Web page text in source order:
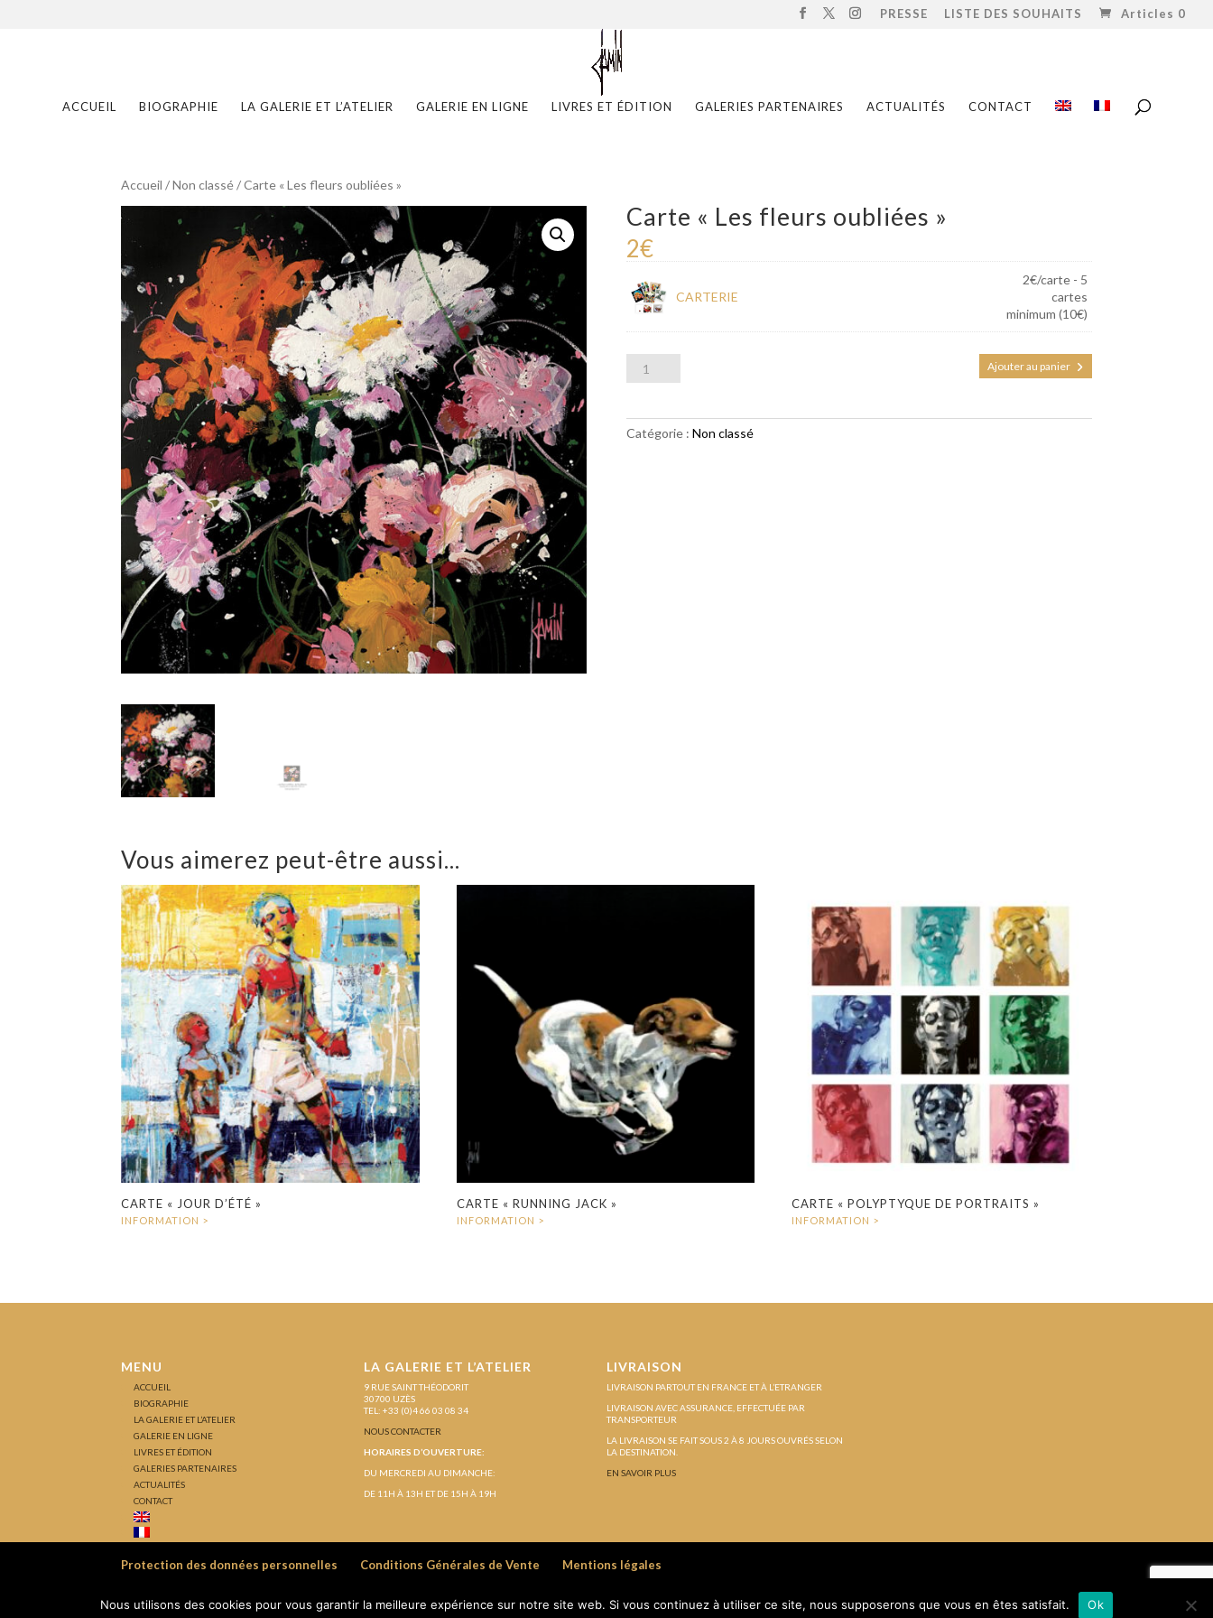
PRESSE LISTE DES SOUHAITS Articles 0
ACCUEIL BIOGRAPHIE LA GALERIE ET L’ATELIER GALERIE EN LIGNE LIVRES ET ÉDITION GALERIES PARTENAIRES ACTUALITÉS CONTACT
Accueil /Non classé/ Carte « Les fleurs oubliées »
Carte « Les fleurs oubliées »
2€
CARTERIE
2€/carte - 5
cartes
minimum (10€)
quantité
fleurs
Ajouter au panier
Catégorie : Non classé
Vous aimerez peut-être aussi...
CARTE « JOUR D’ÉTÉ » CARTE « RUNNING JACK » CARTE « POLYPTYQUE DE PORTRAITS »
MENU
ACCUEIL
BIOGRAPHIE
LA GALERIE ET L’ATELIER
GALERIE EN LIGNE
LIVRES ET ÉDITION
GALERIES PARTENAIRES
ACTUALITÉS
CONTACT
LA GALERIE ET L’ATELIER
9 RUE SAINT THÉODORIT
30700 UZÈS
TEL: +33 (0)4 66 03 08 34
NOUS CONTACTER
HORAIRES D’OUVERTURE:
DU MERCREDI AU DIMANCHE:
DE 11H À 13H ET DE 15H À 19H
LIVRAISON
LIVRAISON PARTOUT EN FRANCE ET À L’ETRANGER
LIVRAISON AVEC ASSURANCE, EFFECTUÉE PAR
TRANSPORTEUR
LA LIVRAISON SE FAIT SOUS 2 À 8 JOURS OUVRÉS SELON
LA DESTINATION.
EN SAVOIR PLUS
Protection des données personnelles Conditions Générales de Vente Mentions légales
Réalisation IBSTUDIO
Nous utilisons des cookies pour vous garantir la meilleure expérience sur notre site web. Si vous continuez à utiliser ce site, nous supposerons que vous en êtes satisfait. Ok